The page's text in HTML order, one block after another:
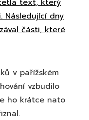
Následující dny
části, které
v pařížském
vzbudilo
ho krátce nato